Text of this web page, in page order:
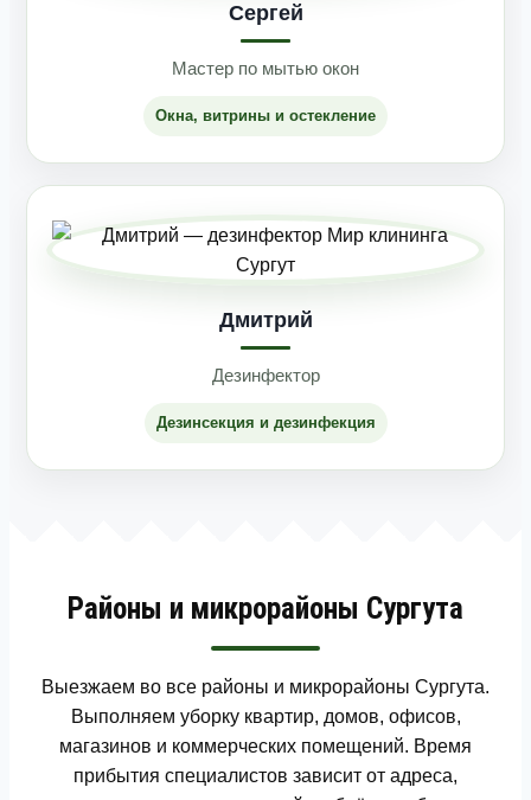
Сергей
Мастер по мытью окон
Окна, витрины и остекление
Дмитрий
Дезинфектор
Дезинсекция и дезинфекция
Районы и микрорайоны Сургута
Выезжаем во все районы и микрорайоны Сургута.
Выполняем уборку квартир, домов, офисов,
магазинов и коммерческих помещений. Время
прибытия специалистов зависит от адреса,